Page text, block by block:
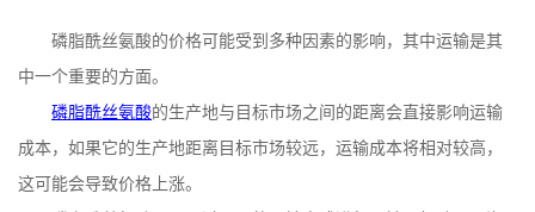
磷脂酰丝氨酸的价格可能受到多种因素的影响，其中运输是其
中一个重要的方面。
磷脂酰丝氨酸的生产地与目标市场之间的距离会直接影响运输
成本，如果它的生产地距离目标市场较远，运输成本将相对较高，
这可能会导致价格上涨。